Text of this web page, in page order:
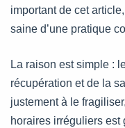
important de cet
saine d’une pratique
La raison est simple :
récupération et de la
justement à le
horaires irréguliers